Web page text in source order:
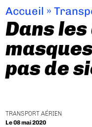
Accueil »
Dans
pas de
TRANSPORT AÉRIEN
Le 08 mai 2020